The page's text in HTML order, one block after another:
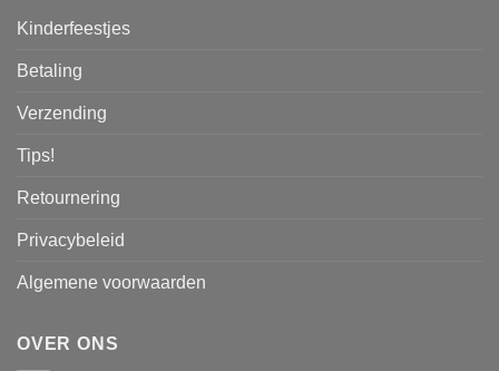
Kinderfeestjes
Betaling
Verzending
Tips!
Retournering
Privacybeleid
Algemene voorwaarden
OVER ONS